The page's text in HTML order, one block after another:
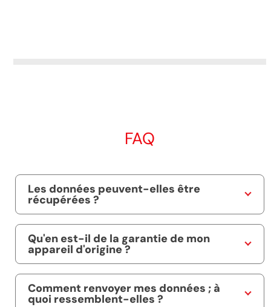
FAQ
Les données peuvent-elles être
récupérées ?
Qu'en est-il de la garantie de mon
appareil d'origine ?
Comment renvoyer mes données ; à
quoi ressemblent-elles ?